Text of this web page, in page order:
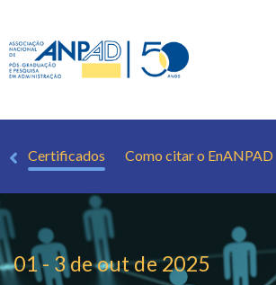
Certificados Como citar o EnANPAD
01 - 3 de out de 2025